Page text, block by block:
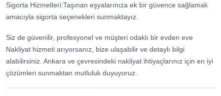
Sigorta Hizmetleri:Taşınan eşyalarınıza ek bir güvence sağlamak
amacıyla sigorta seçenekleri sunmaktayız.
Siz de güvenilir, profesyonel ve müşteri odaklı bir evden eve
Nakliyat hizmeti arıyorsanız, bize ulaşabilir ve detaylı bilgi
alabilirsiniz. Ankara ve çevresindeki nakliyat ihtiyaçlarınız için en iyi
çözümleri sunmaktan mutluluk duyuyoruz.